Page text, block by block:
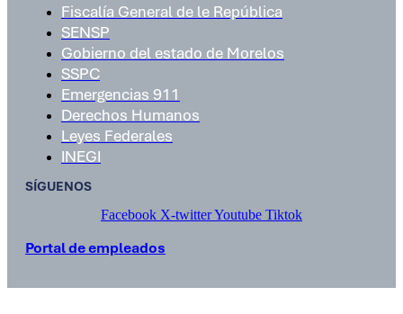
Fiscalía General de le República
SENSP
Gobierno del estado de Morelos
SSPC
Emergencias 911
Derechos Humanos
Leyes Federales
INEGI
SÍGUENOS
Facebook X-twitterYoutube Tiktok
Portal de empleados